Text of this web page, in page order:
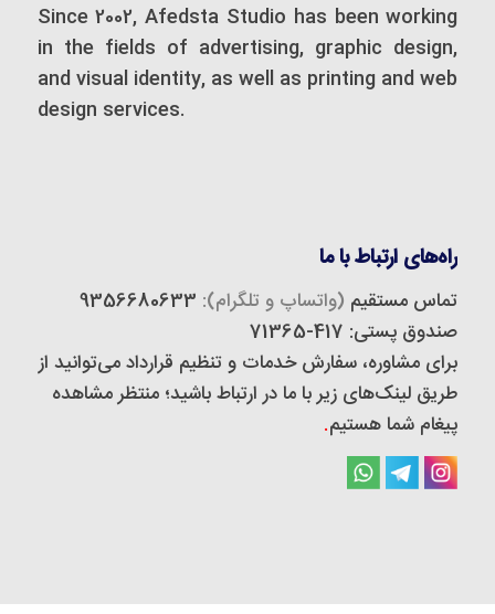
Since 2002, Afedsta Studio has been working
in the fields of advertising, graphic design,
and visual identity, as well as printing and web
design services.
راه‌های ارتباط با ما
تماس مستقیم (واتساپ و تلگرام):
صندوق پستی: 417-71365
برای مشاوره، سفارش خدمات و تنظیم قرارداد می‌توانید از
طریق لینک‌های زیر با ما در ارتباط باشید؛ منتظر مشاهده
پیغام شما هستیم.